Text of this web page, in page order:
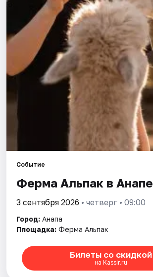
Событие
Ферма Альпак в Анапе
3 сентября 2026 • четверг • 09:00
Город: Анапа
Площадка: Ферма Альпак
Билеты со скидкой
на Kassir.ru